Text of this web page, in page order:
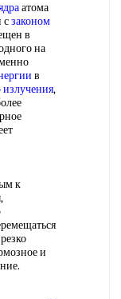
атома
сзаконом
в
на
в
излучения,
к
и